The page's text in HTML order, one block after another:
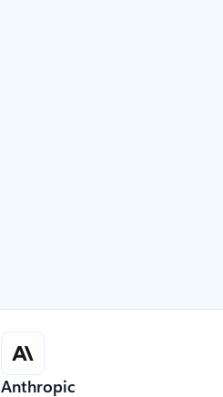
Anthropic